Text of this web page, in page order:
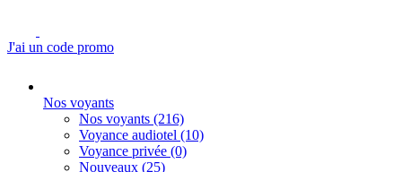
J'ai un code promo
Nos voyants
Nos voyants (216)
Voyance audiotel (10)
Voyance privée (0)
Nouveaux (25)